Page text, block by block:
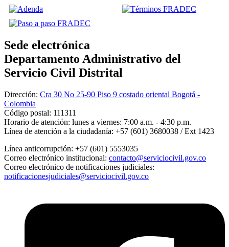
Sede electrónica
Departamento Administrativo del
Servicio Civil Distrital
Dirección: Cra 30 No 25-90 Piso 9 costado oriental Bogotá -
Colombia
Código postal: 111311
Horario de atención: lunes a viernes: 7:00 a.m. - 4:30 p.m.
Línea de atención a la ciudadanía: +57 (601) 3680038 / Ext 1423
Línea anticorrupción: +57 (601) 5553035
Correo electrónico institucional: contacto@serviciocivil.gov.co
Correo electrónico de notificaciones judiciales:
notificacionesjudiciales@serviciocivil.gov.co